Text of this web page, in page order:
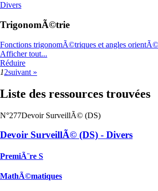
Divers
TrigonomÃ©trie
Fonctions trigonomÃ©triques et angles
Afficher tout...
Réduire
12suivant »
Liste des ressources trouvées
N°277Devoir SurveillÃ© (DS)
Devoir SurveillÃ© (DS) - Divers
PremiÃ¨re S
MathÃ©matiques